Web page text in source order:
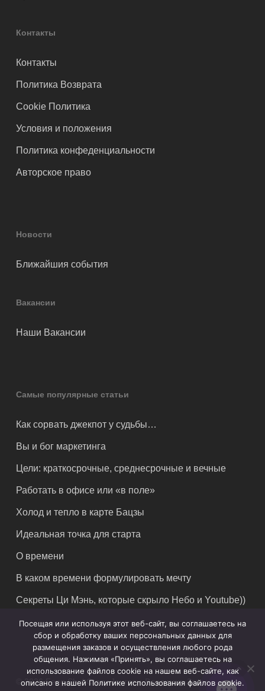
Контакты
Контакты
Политика Возврата
Cookie Политика
Условия и положения
Политика конфеденциальности
Авторское право
Новости
Ближайшия события
Вакансии
Наши Вакансии
Самые популярные статьи
Как сорвать джекпот у судьбы…
Вы и бог маркетинга
Цели: краткосрочные, среднесрочные и вечные
Работать в офисе или «в поле»
Холод и тепло в карте Бацзы
Идеальная точка для старта
О времени
В каком времени формулировать мечту
Секреты Ци Мэнь, которые скрыло Небо и Youtube))
© 2026 Feng Shui Crazy Journey. Владимир Захаров. Все
Посещая или используя этот веб-сайт, вы соглашаетесь на
сбор и обработку ваших персональных данных для
размещения заказов и осуществления любого рода
общения. Нажимая «Принять», вы соглашаетесь на
использование файлов cookie на нашем веб-сайте, как
описано в нашей Политике использования файлов cookie.